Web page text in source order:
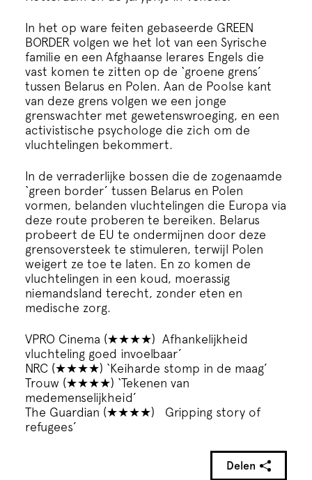
ECI Cultuurcafé
Over ons
Contact
Steun ons
In het op ware feiten gebaseerde GREEN
BORDER volgen we het lot van een Syrische
familie en een Afghaanse lerares Engels die
vast komen te zitten op de ‘groene grens’
tussen Belarus en Polen. Aan de Poolse kant
van deze grens volgen we een jonge
grenswachter met gewetenswroeging, en een
activistische psychologe die zich om de
vluchtelingen bekommert.
In de verraderlijke bossen die de zogenaamde
‘green border’ tussen Belarus en Polen
vormen, belanden vluchtelingen die Europa via
deze route proberen te bereiken. Belarus
probeert de EU te ondermijnen door deze
grensoversteek te stimuleren, terwijl Polen
weigert ze toe te laten. En zo komen de
vluchtelingen in een koud, moerassig
niemandsland terecht, zonder eten en
medische zorg.
VPRO Cinema (★★★★) Afhankelijkheid
vluchteling goed invoelbaar’
NRC (★★★★) ‘Keiharde stomp in de maag’
Trouw (★★★★) ‘Tekenen van
medemenselijkheid’
The Guardian (★★★★) Gripping story of
refugees’
Delen